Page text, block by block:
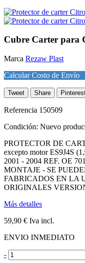
Cubre Carter para
Marca Rezaw Plast
Calcular Costo de Envío
Tweet Share
Referencia 150509
Condición: Nuevo
PROTECTOR DE
excepto motor ES9J4S
2001 - 2004 REF. OE
MONTAJE - SE
FABRICADOS EN LA
ORIGINALES
Más detalles
59,90 € Iva incl.
ENVIO INMEDIATO
-